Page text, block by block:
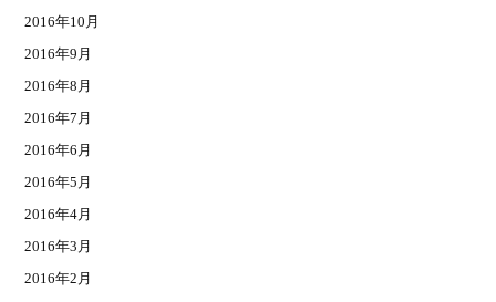
2016年10月
2016年9月
2016年8月
2016年7月
2016年6月
2016年5月
2016年4月
2016年3月
2016年2月